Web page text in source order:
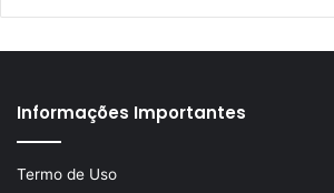
Informações Importantes
Termo de Uso